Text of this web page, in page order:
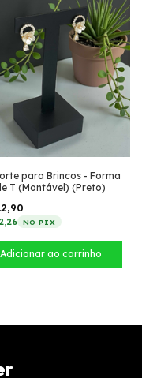
para Brincos - Forma
T (Montável) (Preto)
NO PIX